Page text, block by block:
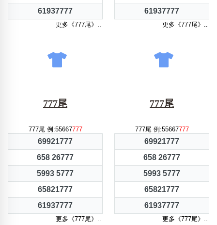
61937777
更多《777尾》..
61937777
更多《777尾》..
777尾
777尾 例:55667777
69921777
658 26777
5993 5777
65821777
61937777
更多《777尾》..
777尾
777尾 例:55667777
69921777
658 26777
5993 5777
65821777
61937777
更多《777尾》..